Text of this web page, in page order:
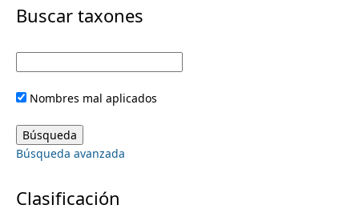
i
m
r
y
t
n
u
Buscar taxones
Nombres mal aplicados
Búsqueda avanzada
Clasificación
Ehretiaceae
Elaeocarpaceae
Eriocaulaceae
Euphorbiaceae
Fabaceae
Fouquieriaceae
Frankeniaceae